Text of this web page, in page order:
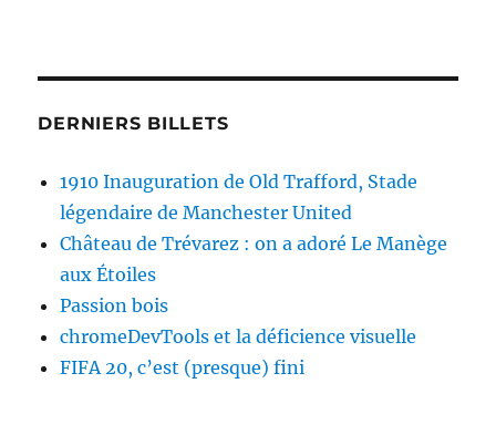
DERNIERS BILLETS
1910 Inauguration de Old Trafford, Stade
légendaire de Manchester United
Château de Trévarez : on a adoré Le Manège
aux Étoiles
Passion bois
chromeDevTools et la déficience visuelle
FIFA 20, c’est (presque) fini